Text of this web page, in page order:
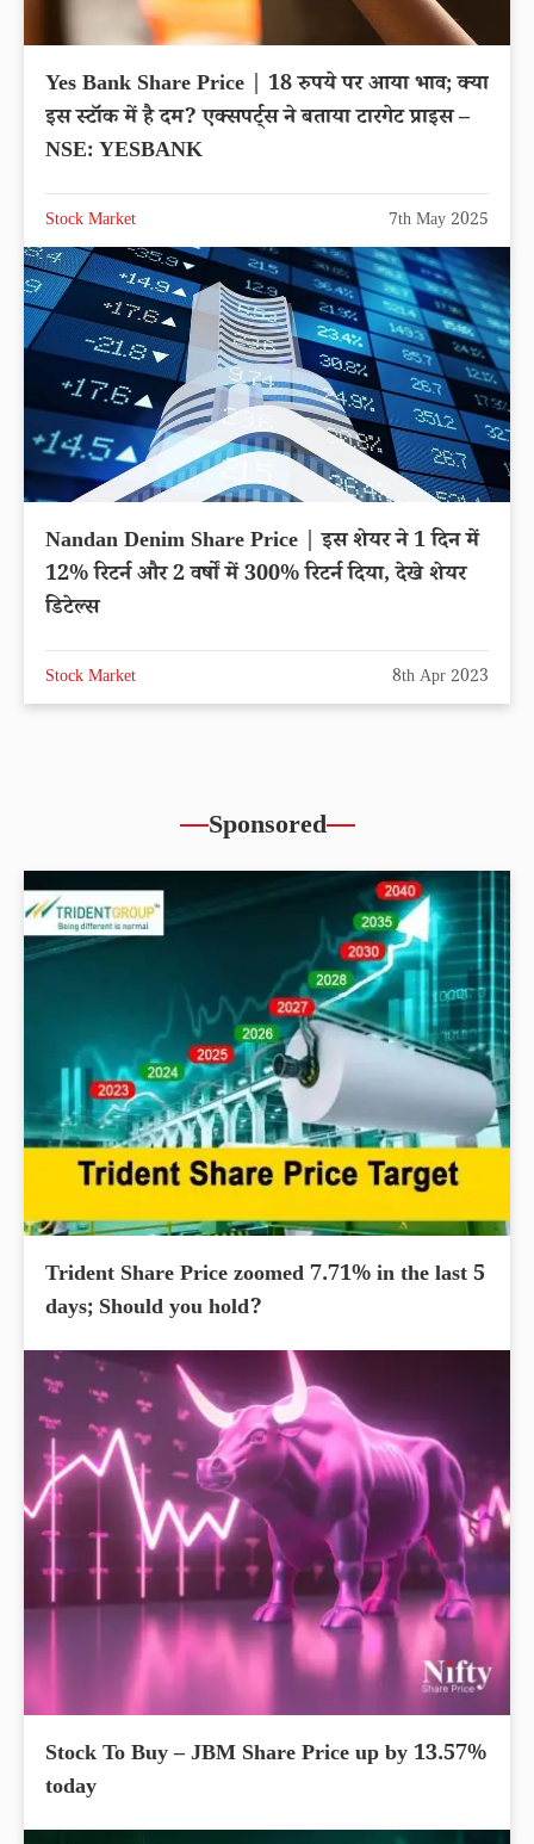
Yes Bank Share Price | 18 रुपये पर आया भाव; क्या
इस स्टॉक में है दम? एक्सपर्ट्स ने बताया टारगेट प्राइस –
NSE: YESBANK
Stock Market 7th May 2025
Nandan Denim Share Price | इस शेयर ने 1 दिन में
12% रिटर्न और 2 वर्षों में 300% रिटर्न दिया, देखे शेयर
डिटेल्स
Stock Market 8th Apr 2023
Sponsored
Trident Share Price zoomed 7.71% in the last 5
days; Should you hold?
Stock To Buy – JBM Share Price up by 13.57%
today